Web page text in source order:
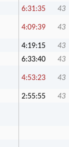
6:31:35 43
4:09:39 43
4:19:15
43
6:33:40 43
4:53:23 43
2:55:55 43